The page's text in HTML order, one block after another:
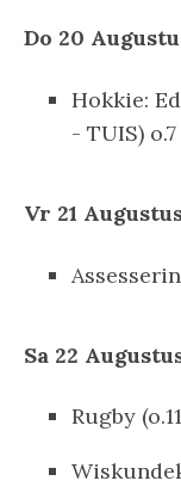
Do 20
Hokkie:
- TUIS)
Vr 21
Sa 22
Rugby